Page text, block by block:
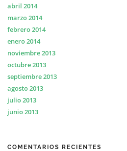
abril 2014
marzo 2014
febrero 2014
enero 2014
noviembre 2013
octubre 2013
septiembre 2013
agosto 2013
julio 2013
junio 2013
COMENTARIOS RECIENTES